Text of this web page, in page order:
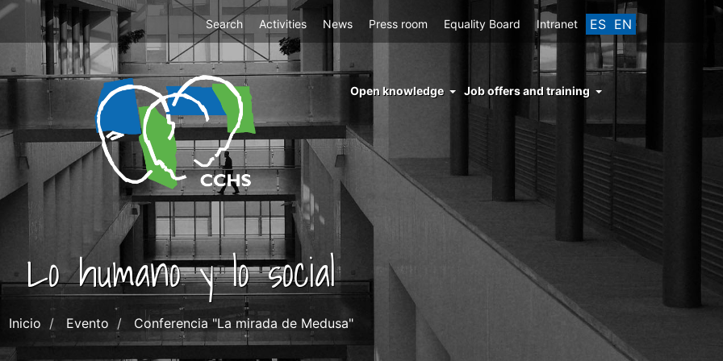
ES EN
Top
Menu
Search Activities News Press room Equality Board Intranet
menu
cchs
conocimiento
abierto
Open knowledge Job offers and training
Lo humano y lo social
Inicio Evento Conferencia "La mirada de Medusa"